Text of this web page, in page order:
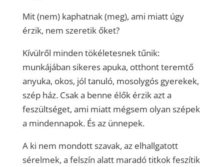
Mit (nem) kaphatnak (meg), ami miatt úgy
érzik, nem szeretik őket?
Kívülről minden tökéletesnek tűnik:
munkájában sikeres apuka, otthont teremtő
anyuka, okos, jól tanuló, mosolygós gyerekek,
szép ház. Csak a benne élők érzik azt a
feszültséget, ami miatt mégsem olyan szépek
a mindennapok. És az ünnepek.
A ki nem mondott szavak, az elhallgatott
sérelmek, a felszín alatt maradó titkok feszítik